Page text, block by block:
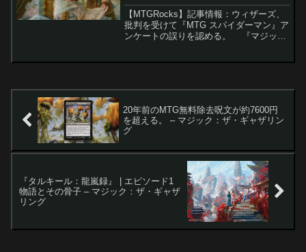
ク：ザ・ギャザリング
【MTGRocks】記事情報：ウィザーズ、
批判を受けて『MTG スパイダーマン』ア
ンケートの誤りを認める。 『マジッ
20年前のMTG無料除去呪文が約7600円
を超える。 – マジック：ザ・ギャザリン
グ
『タルキール：龍嵐録』 | エピソード1
物語とその骨子 – マジック：ザ・ギャザ
リング